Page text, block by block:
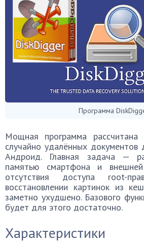
Программа
Мощная программа рассчитана
случайно удалённых
Андроид. Главная задача —
памятью смартфона и
отсутствия доступа root-
восстановлении картинок из
заметно ухудшено. Базового
будет для этого достаточно.
Характеристики